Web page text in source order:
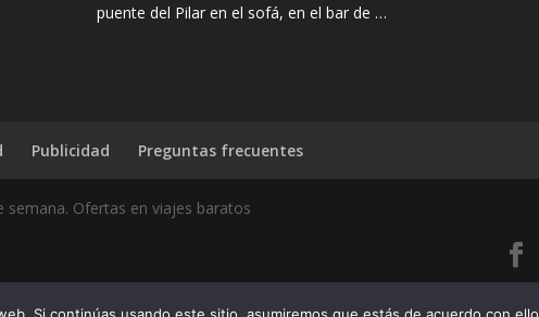
puente del Pilar en el sofá, en el bar de …
Publicidad Preguntas frecuentes
semana. Ofertas en viajes baratos